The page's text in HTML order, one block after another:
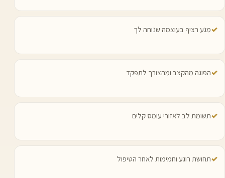
✓מגע רציף בעוצמה שנוחה לך
✓הפוגה מהקצב ומהצורך לתפקד
✓תשומת לב לאזורי עומס קלים
✓תחושת רוגע וחמימות לאחר הטיפול